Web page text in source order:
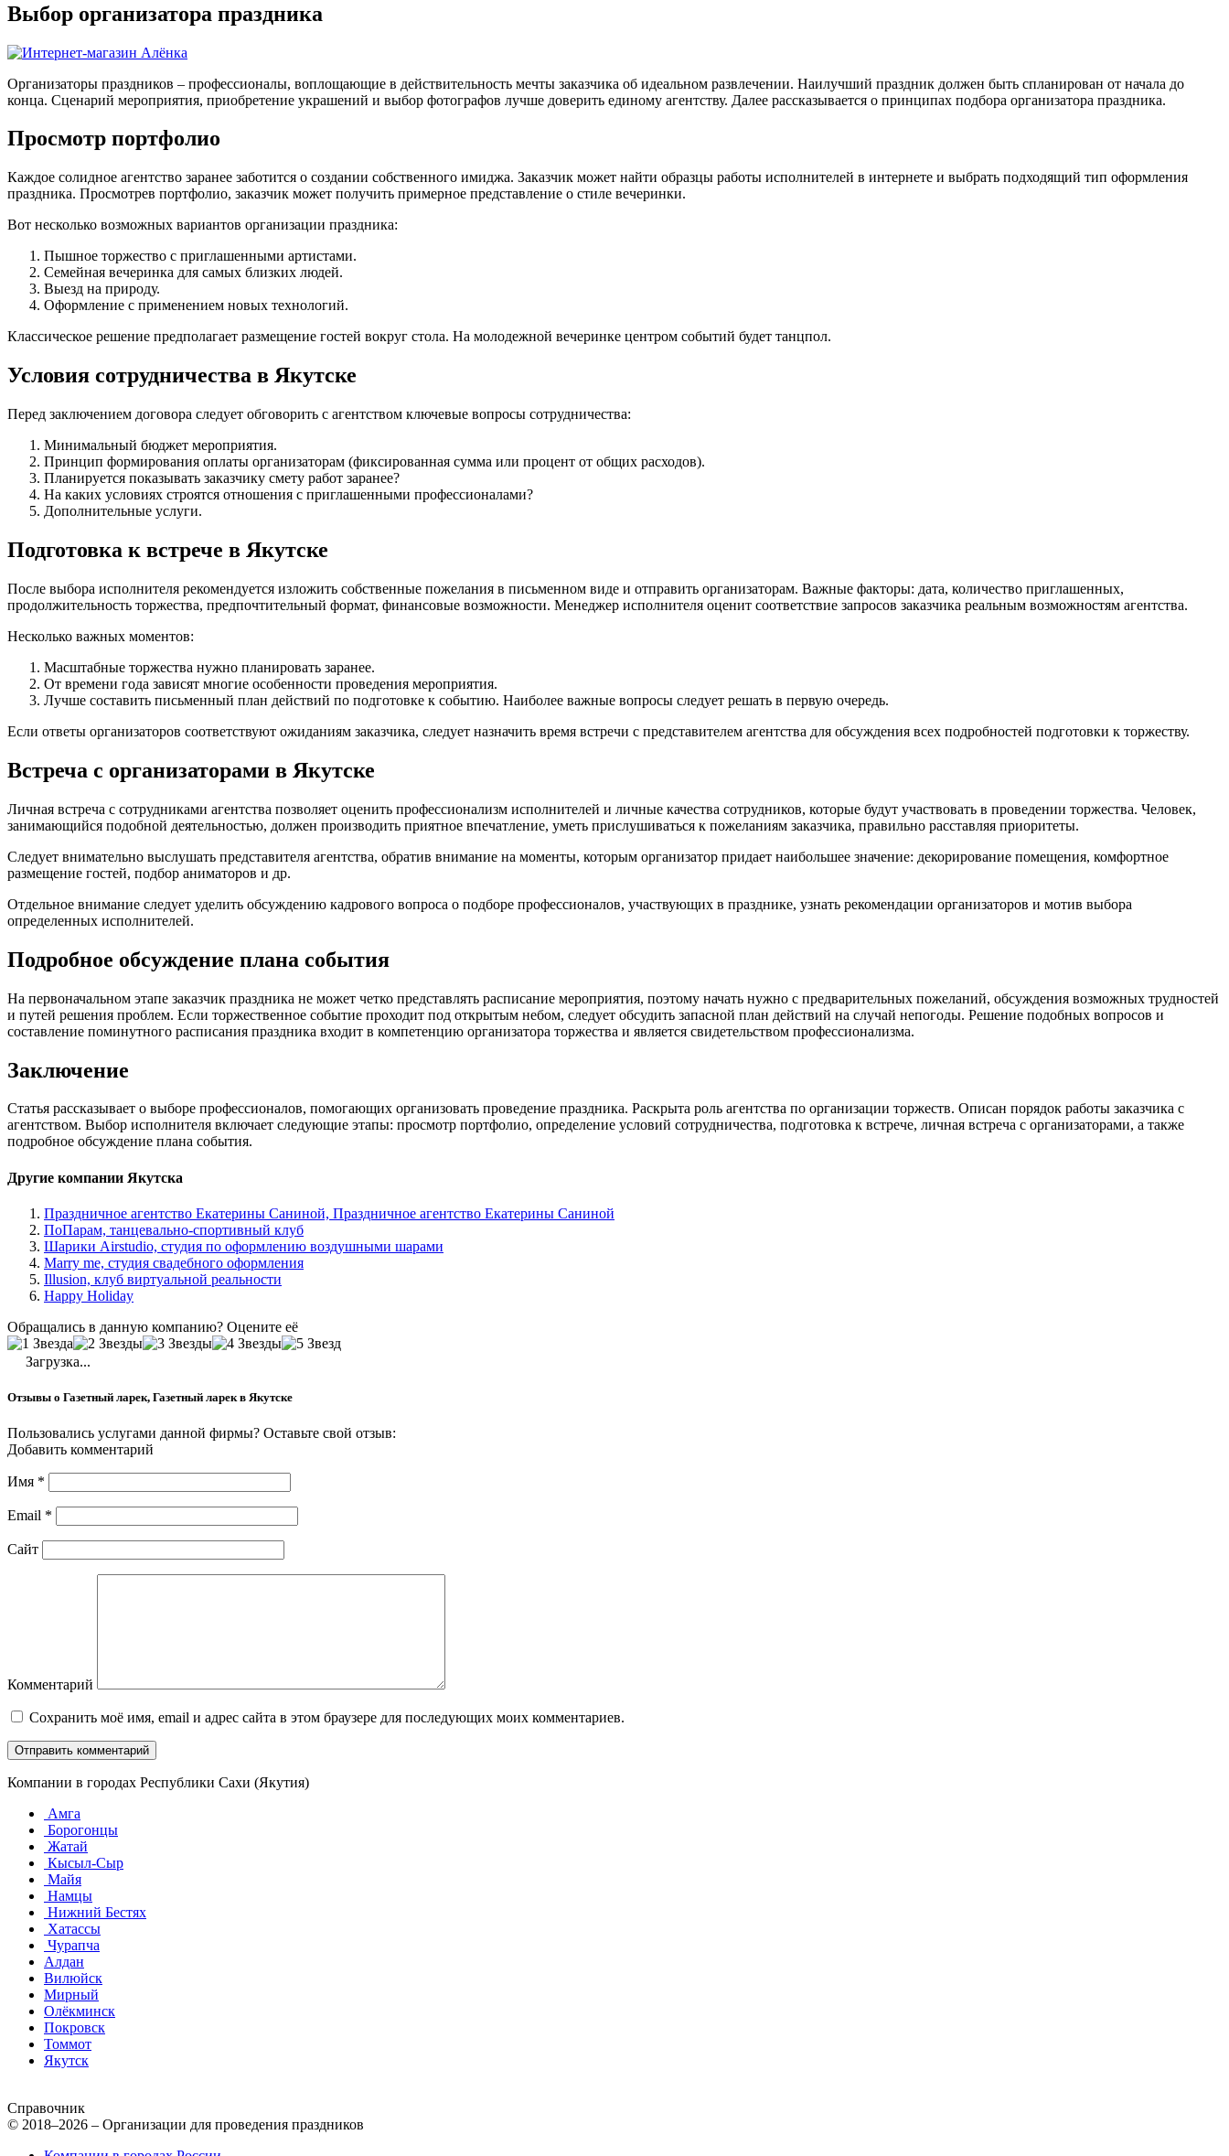
Выбор организатора праздника
Организаторы праздников – профессионалы, воплощающие в действительность мечты заказчика об идеальном развлечении. Наилучший праздник должен быть спланирован от начала до
конца. Сценарий мероприятия, приобретение украшений и выбор фотографов лучше доверить единому агентству. Далее рассказывается о принципах подбора организатора праздника.
Просмотр портфолио
Каждое солидное агентство заранее заботится о создании собственного имиджа. Заказчик может найти образцы работы исполнителей в интернете и выбрать подходящий тип оформления
праздника. Просмотрев портфолио, заказчик может получить примерное представление о стиле вечеринки.
Вот несколько возможных вариантов организации праздника:
Пышное торжество с приглашенными артистами.
Семейная вечеринка для самых близких людей.
Выезд на природу.
Оформление с применением новых технологий.
Классическое решение предполагает размещение гостей вокруг стола. На молодежной вечеринке центром событий будет танцпол.
Условия сотрудничества в Якутске
Перед заключением договора следует обговорить с агентством ключевые вопросы сотрудничества:
Минимальный бюджет мероприятия.
Принцип формирования оплаты организаторам (фиксированная сумма или процент от общих расходов).
Планируется показывать заказчику смету работ заранее?
На каких условиях строятся отношения с приглашенными профессионалами?
Дополнительные услуги.
Подготовка к встрече в Якутске
После выбора исполнителя рекомендуется изложить собственные пожелания в письменном виде и отправить организаторам. Важные факторы: дата, количество приглашенных,
продолжительность торжества, предпочтительный формат, финансовые возможности. Менеджер исполнителя оценит соответствие запросов заказчика реальным возможностям агентства.
Несколько важных моментов:
Масштабные торжества нужно планировать заранее.
От времени года зависят многие особенности проведения мероприятия.
Лучше составить письменный план действий по подготовке к событию. Наиболее важные вопросы следует решать в первую очередь.
Если ответы организаторов соответствуют ожиданиям заказчика, следует назначить время встречи с представителем агентства для обсуждения всех подробностей подготовки к торжеству.
Встреча с организаторами в Якутске
Личная встреча с сотрудниками агентства позволяет оценить профессионализм исполнителей и личные качества сотрудников, которые будут участвовать в проведении торжества. Человек,
занимающийся подобной деятельностью, должен производить приятное впечатление, уметь прислушиваться к пожеланиям заказчика, правильно расставляя приоритеты.
Следует внимательно выслушать представителя агентства, обратив внимание на моменты, которым организатор придает наибольшее значение: декорирование помещения, комфортное
размещение гостей, подбор аниматоров и др.
Отдельное внимание следует уделить обсуждению кадрового вопроса о подборе профессионалов, участвующих в празднике, узнать рекомендации организаторов и мотив выбора
определенных исполнителей.
Подробное обсуждение плана события
На первоначальном этапе заказчик праздника не может четко представлять расписание мероприятия, поэтому начать нужно с предварительных пожеланий, обсуждения возможных трудностей
и путей решения проблем. Если торжественное событие проходит под открытым небом, следует обсудить запасной план действий на случай непогоды. Решение подобных вопросов и
составление поминутного расписания праздника входит в компетенцию организатора торжества и является свидетельством профессионализма.
Заключение
Статья рассказывает о выборе профессионалов, помогающих организовать проведение праздника. Раскрыта роль агентства по организации торжеств. Описан порядок работы заказчика с
агентством. Выбор исполнителя включает следующие этапы: просмотр портфолио, определение условий сотрудничества, подготовка к встрече, личная встреча с организаторами, а также
подробное обсуждение плана события.
Другие компании Якутска
Праздничное агентство Екатерины Саниной, Праздничное агентство Екатерины Саниной
ПоПарам, танцевально-спортивный клуб
Шарики Airstudio, студия по оформлению воздушными шарами
Marry me, студия свадебного оформления
Illusion, клуб виртуальной реальности
Happy Holiday
Обращались в данную компанию? Оцените её
Загрузка...
Отзывы о Газетный ларек, Газетный ларек в Якутске
Пользовались услугами данной фирмы? Оставьте свой отзыв:
Добавить комментарий
Имя *
Email *
Сайт
Комментарий
Сохранить моё имя, email и адрес сайта в этом браузере для последующих моих комментариев.
Компании в городах Республики Сахи (Якутия)
Амга
Борогонцы
Жатай
Кысыл-Сыр
Майя
Намцы
Нижний Бестях
Хатассы
Чурапча
Алдан
Вилюйск
Мирный
Олёкминск
Покровск
Томмот
Якутск
Справочник
© 2018–2026 – Организации для проведения праздников